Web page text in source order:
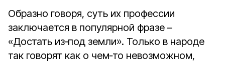
Образно говоря, суть их профессии
заключается в популярной фразе –
«Достать из‑под земли». Только в народе
так говорят как о чем‑то невозможном,